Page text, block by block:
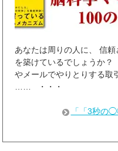
あなたは周りの人に、 信
を築けているでしょうか
やメールでやりとりする取
…… ・・・
「「3秒の